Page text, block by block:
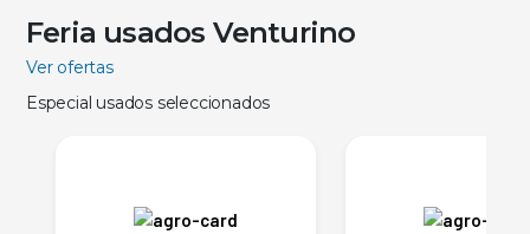
Feria usados Venturino
Ver ofertas
Especial usados seleccionados